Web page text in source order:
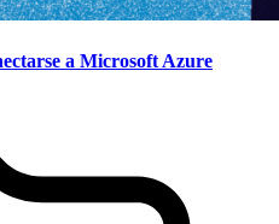
a Microsoft Azure